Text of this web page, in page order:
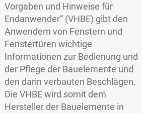
Vorgaben und Hinweise für
Endanwender“ (VHBE) gibt den
Anwendern von Fenstern und
Fenstertüren wichtige
Informationen zur Bedienung und
der Pflege der Bauelemente und
den darin verbauten Beschlägen.
Die VHBE wird somit dem
Hersteller der Bauelemente in